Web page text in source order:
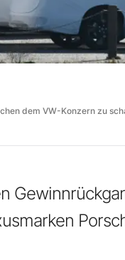
dem VW-Konzern zu